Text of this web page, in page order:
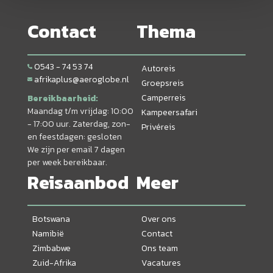
Contact
0543 - 74 53 74
afrikaplus@aeroglobe.nl
Bereikbaarheid:
Maandag t/m vrijdag: 10:00
- 17:00 uur. Zaterdag, zon-
en feestdagen: gesloten
We zijn per email 7 dagen
per week bereikbaar.
Thema
Autoreis
Groepsreis
Camperreis
Kampeersafari
Privéreis
Reisaanbod
Botswana
Namibië
Zimbabwe
Zuid-Afrika
Meer
Over ons
Contact
Ons team
Vacatures